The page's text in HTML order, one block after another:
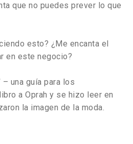
que no puedes prever lo que
esto? ¿Me encanta el
en este negocio?
– una guía para los
a Oprah y se hizo leer en
la imagen de la moda.